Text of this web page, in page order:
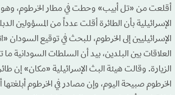
أقلعت من «تل أبيب» وحطت في مطار الخرطوم، وهو
الإسرائيلية بأن الطائرة أقلت عدداً من المسؤولين
الإسرائيليين إلى الخرطوم، للبحث في توقيع السودان
العلاقات بين البلدين، بيد أن السلطات السودانية ما
الزيارة. وقالت هيئة البث الإسرائيلية «مكان» إن
الخرطوم صبيحة اليوم، وإن مصادر في الخرطوم